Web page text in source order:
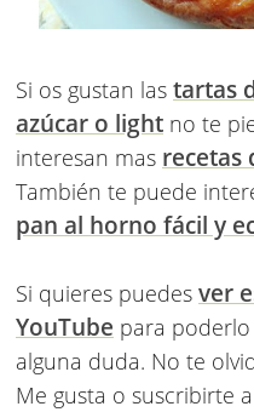
Si os gustan las tartas
azúcar o light no te
interesan mas recetas
También te puede
pan al horno fácil y
Si quieres puedes ver
YouTube para
alguna duda. No te
Me gusta o suscribirte